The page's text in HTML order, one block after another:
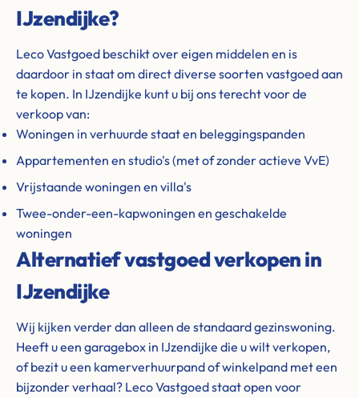
IJzendijke?
Leco Vastgoed beschikt over eigen middelen en is
daardoor in staat om direct diverse soorten vastgoed aan
te kopen. In IJzendijke kunt u bij ons terecht voor de
verkoop van:
Woningen in verhuurde staat en beleggingspanden
Appartementen en studio's (met of zonder actieve VvE)
Vrijstaande woningen en villa's
Twee-onder-een-kapwoningen en geschakelde
woningen
Alternatief vastgoed verkopen in
IJzendijke
Wij kijken verder dan alleen de standaard gezinswoning.
Heeft u een garagebox in IJzendijke die u wilt verkopen,
of bezit u een kamerverhuurpand of winkelpand met een
bijzonder verhaal? Leco Vastgoed staat open voor